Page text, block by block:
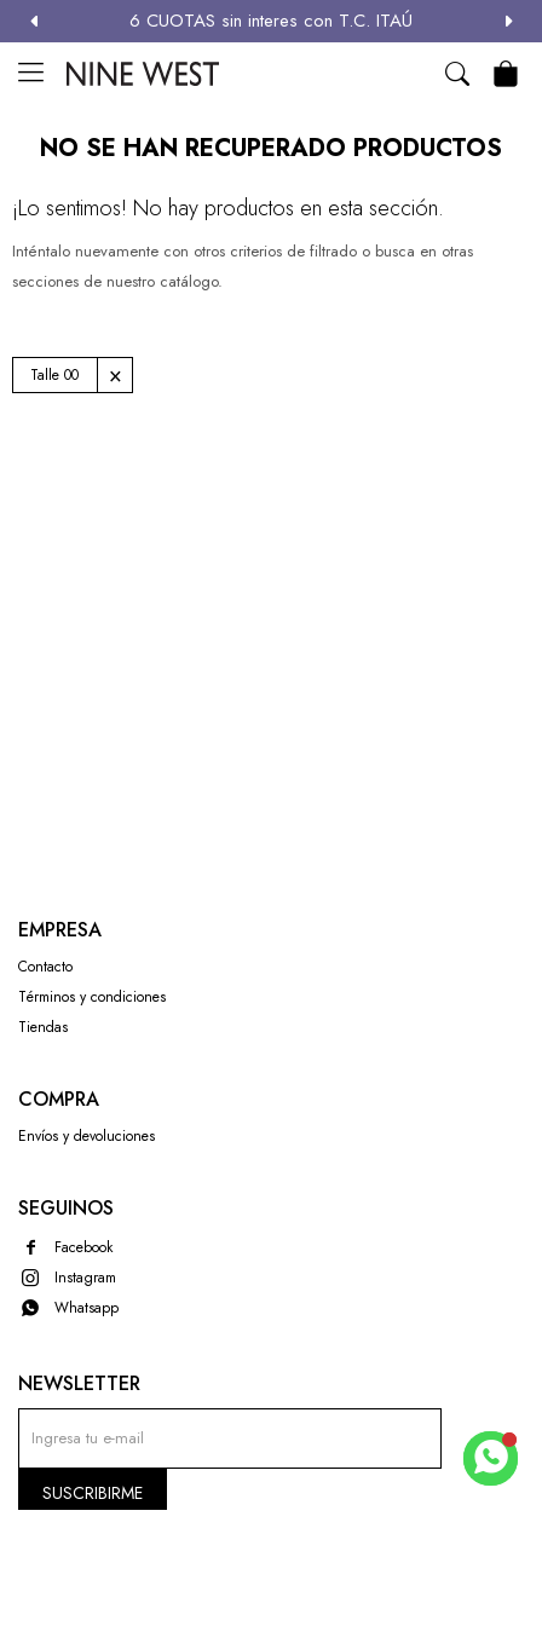
6 CUOTAS sin interes con T.C. ITAÚ

NO SE HAN RECUPERADO PRODUCTOS
¡Lo sentimos! No hay productos en esta sección.
Inténtalo nuevamente con otros criterios de filtrado o busca en otras
secciones de nuestro catálogo.
Talle 00
EMPRESA
Contacto
Términos y condiciones
Tiendas
COMPRA
Envíos y devoluciones
SEGUINOS
Facebook
Instagram
Whatsapp
NEWSLETTER
SUSCRIBIRME
MI CUENTA
Carteras